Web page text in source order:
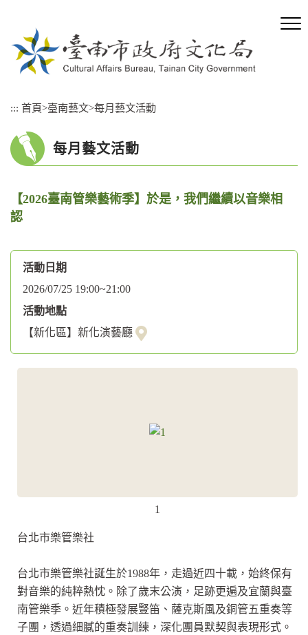
::: 首頁>臺南藝文>每月藝文活動
每月藝文活動
【2026臺南管樂藝術季】於是，我們繼續以音樂相
認
活動日期
2026/07/25 19:00~21:00
活動地點
【新化區】新化演藝廳
1
台北市樂管樂社
台北市樂管樂社誕生於1988年，走過近四十載，始終保有
對音樂的純粹熱忱。除了歲末公演，足跡更遍及宜蘭與臺
南管樂季。近年積極發展豎笛、薩克斯風及銅管五重奏等
子團，透過細膩的重奏訓練，深化團員默契與表現形式。